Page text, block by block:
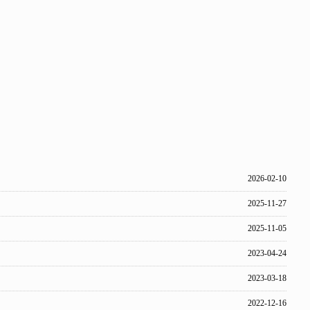
2026-02-10
2025-11-27
2025-11-05
2023-04-24
2023-03-18
2022-12-16